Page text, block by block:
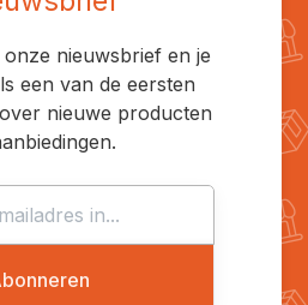
nieuwsbrief en je
een van de eersten
nieuwe producten